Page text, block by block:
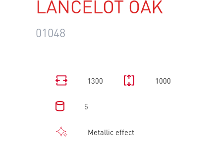
LANCELOT OAK
01048
1300 1000
5
Metallic effect